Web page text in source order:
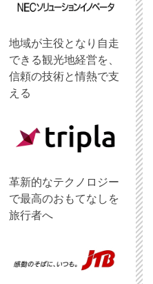
地域が主役となり自走
できる観光地経営を、
信頼の技術と情熱で支
える
革新的なテクノロジー
で最高のおもてなしを
旅行者へ